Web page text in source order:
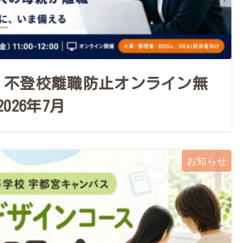
不登校離職防止オンライン無
年7月
お知らせ